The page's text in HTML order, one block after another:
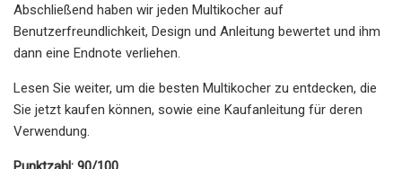
Abschließend haben wir jeden Multikocher auf
Benutzerfreundlichkeit, Design und Anleitung bewertet und ihm
dann eine Endnote verliehen.
Lesen Sie weiter, um die besten Multikocher zu entdecken, die
Sie jetzt kaufen können, sowie eine Kaufanleitung für deren
Verwendung.